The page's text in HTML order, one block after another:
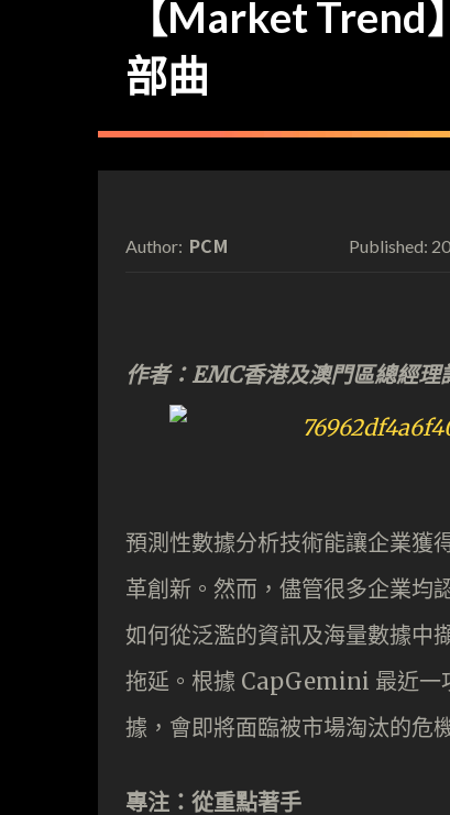
【Market
部曲
Author: PCM Published:
作者：EMC香港及澳門區總經理
預測性數據分析技術能讓企業獲
革創新。然而，儘管很多企業均
如何從泛濫的資訊及海量數據中
拖延。根據 CapGemini 最近一
據，會即將面臨被市場淘汰的危
專注：從重點著手